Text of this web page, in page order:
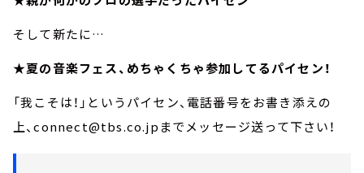
そして新たに…
★夏の音楽フェス、めちゃくちゃ参加してるパイセン！
「我こそは！」というパイセン、電話番号をお書き添えの
上、connect@tbs.co.jpまでメッセージ送って下さい！